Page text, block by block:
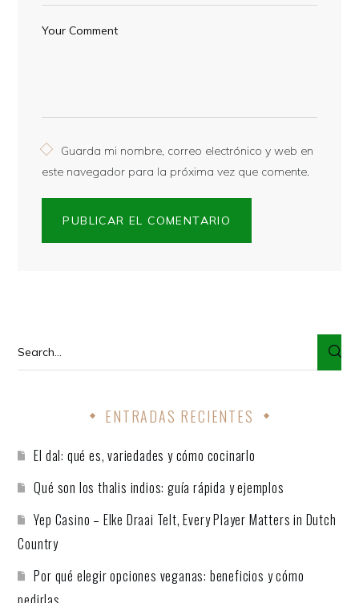
Guarda mi nombre, correo electrónico y web en
este navegador para la próxima vez que comente.
ENTRADAS RECIENTES
El dal: qué es, variedades y cómo cocinarlo
Qué son los thalis indios: guía rápida y ejemplos
Yep Casino – Elke Draai Telt, Every Player Matters in Dutch
Country
Por qué elegir opciones veganas: beneficios y cómo